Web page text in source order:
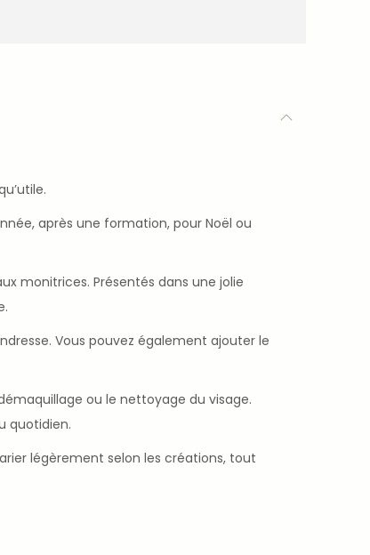
après une formation, pour Noël ou
monitrices. Présentés dans une jolie
Vous pouvez également ajouter le
ou le nettoyage du visage.
quotidien.
légèrement selon les créations, tout